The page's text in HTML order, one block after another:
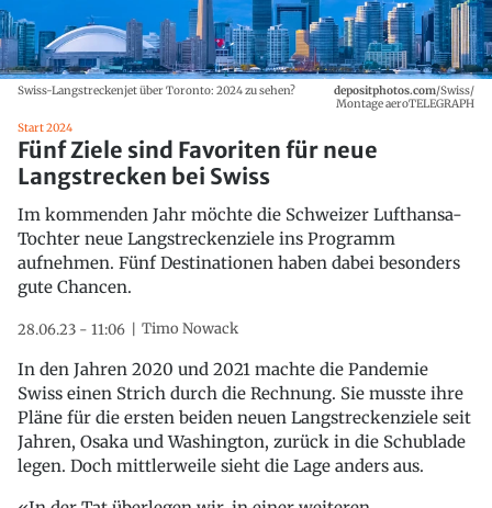
Swiss-Langstreckenjet über Toronto: 2024 zu sehen? depositphotos.com/Swiss/
Montage aeroTELEGRAPH
Start 2024
Fünf Ziele sind Favoriten für neue
Langstrecken bei Swiss
Im kommenden Jahr möchte die Schweizer Lufthansa-
Tochter neue Langstreckenziele ins Programm
aufnehmen. Fünf Destinationen haben dabei besonders
gute Chancen.
28.06.23 - 11:06 Timo Nowack
In den Jahren 2020 und 2021 machte die Pandemie
Swiss einen Strich durch die Rechnung. Sie musste ihre
Pläne für die ersten beiden neuen Langstreckenziele seit
Jahren, Osaka und Washington, zurück in die Schublade
legen. Doch mittlerweile sieht die Lage anders aus.